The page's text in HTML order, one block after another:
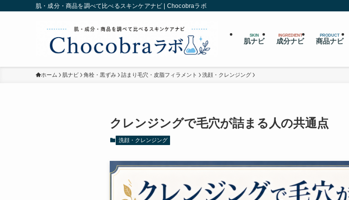
肌・成分・商品を調べて比べるスキンケアナビ | Chocobraラボ
SKIN
肌ナビ
INGREDIENT
成分ナビ
PRODUCT
商品ナビ
ホーム 肌ナビ 角栓・黒ずみ 詰まり毛穴・皮脂フィラメント 洗顔・クレンジング
クレンジングで毛穴が詰まる人の共通点
洗顔・クレンジング